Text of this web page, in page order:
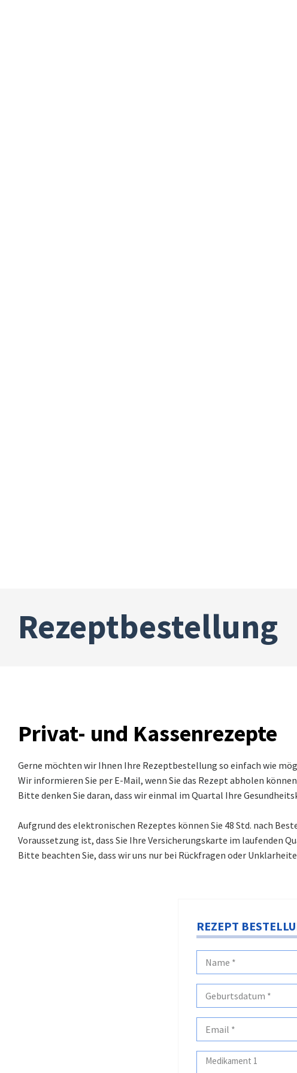
Rezeptbestellung
Privat- und Kassenrezepte
Gerne möchten wir Ihnen Ihre Rezeptbestellung so einfach wie
Wir informieren Sie per E-Mail, wenn Sie das Rezept abholen
Bitte denken Sie daran, dass wir einmal im Quartal Ihre
Aufgrund des elektronischen Rezeptes können Sie 48 Std. nach
Voraussetzung ist, dass Sie Ihre Versicherungskarte im laufenden
Bitte beachten Sie, dass wir uns nur bei Rückfragen oder
REZEPT